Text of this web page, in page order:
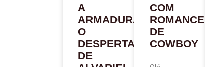
A
ARMADURA:
O
DESPERTAR
DE
COM
ROMANCE
DE
COWBOY